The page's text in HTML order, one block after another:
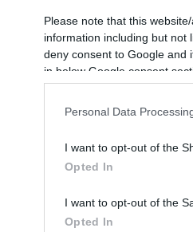
Please note that this
information including but not
deny consent to Google and
in below Google consent
Personal Data
I want to opt-out of the
Opted In
I want to opt-out of the
Opted In